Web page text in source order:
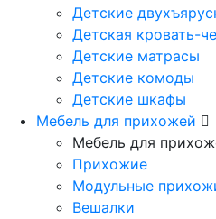
Детские
Детская кровать-
Детские матрасы
Детские комоды
Детские шкафы
Мебель для прихожей
Мебель для
Прихожие
Модульные
Вешалки